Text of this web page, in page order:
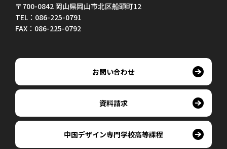
〒700-0842 岡山県岡山市北区船頭町12
TEL：086-225-0791
FAX：086-225-0792
お問い合わせ
資料請求
中国デザイン専門学校高等課程